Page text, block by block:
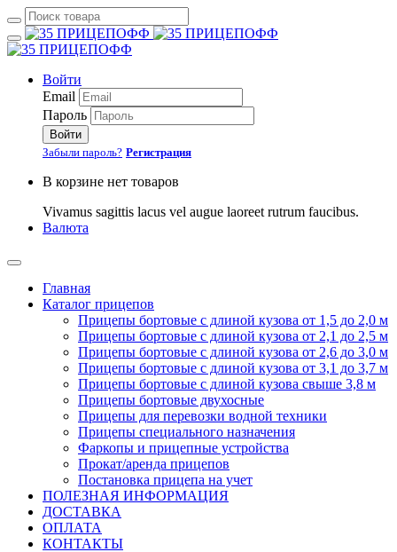
Войти
Email
Пароль
Войти
Забыли пароль? Регистрация
В корзине нет товаров
Vivamus sagittis lacus vel augue laoreet rutrum faucibus.
Валюта
Главная
Каталог прицепов
Прицепы бортовые с длиной кузова от 1,5 до 2,0 м
Прицепы бортовые с длиной кузова от 2,1 до 2,5 м
Прицепы бортовые с длиной кузова от 2,6 до 3,0 м
Прицепы бортовые с длиной кузова от 3,1 до 3,7 м
Прицепы бортовые с длиной кузова свыше 3,8 м
Прицепы бортовые двухосные
Прицепы для перевозки водной техники
Прицепы специального назначения
Фаркопы и прицепные устройства
Прокат/аренда прицепов
Постановка прицепа на учет
ПОЛЕЗНАЯ ИНФОРМАЦИЯ
ДОСТАВКА
ОПЛАТА
КОНТАКТЫ